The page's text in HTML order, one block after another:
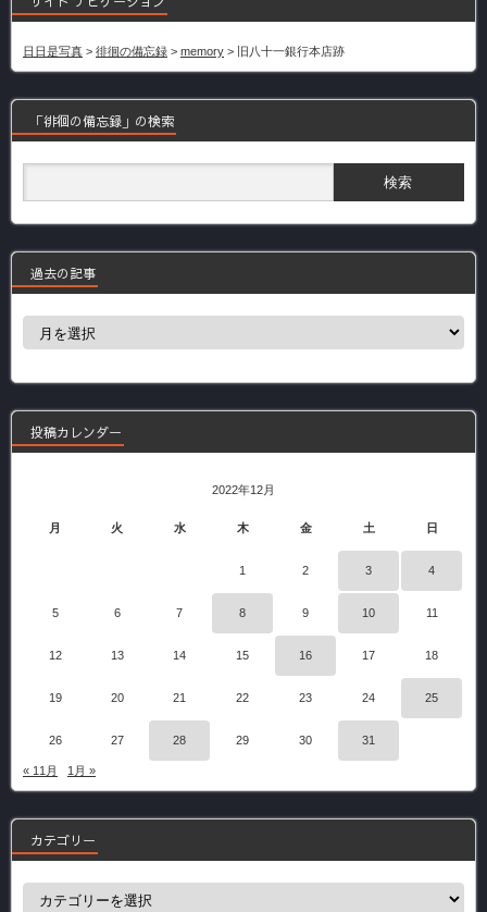
日日是写真 > 徘徊の備忘録 > memory > 旧八十一銀行本店跡
「徘徊の備忘録」の検索
過去の記事
過
事
投稿カレンダー
2022年12月
月 火 水 木 金 土 日
1 2 3 4
5 6 7 8 9 10 11
12 13 14 15 16 17 18
19 20 21 22 23 24 25
26 27 28 29 30 31
« 11月 1月 »
カテゴリー
カ